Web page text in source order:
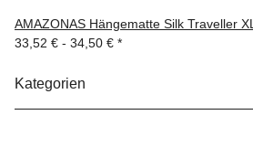
AMAZONAS Hängematte Silk Traveller XL
33,52 € - 34,50 € *
Kategorien